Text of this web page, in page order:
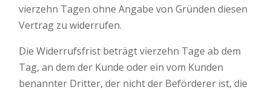
vierzehn Tagen ohne Angabe von Gründen diesen
Vertrag zu widerrufen.
Die Widerrufsfrist beträgt vierzehn Tage ab dem
Tag, an dem der Kunde oder ein vom Kunden
benannter Dritter, der nicht der Beförderer ist, die